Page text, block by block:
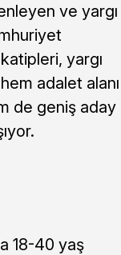
ve yargı
yargı
adalet alanı
de geniş aday
18-40 yaş